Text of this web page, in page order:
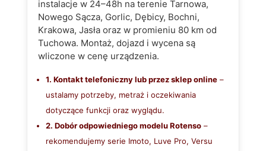
instalacje w 24–48h na terenie Tarnowa,
Nowego Sącza, Gorlic, Dębicy, Bochni,
Krakowa, Jasła oraz w promieniu 80 km od
Tuchowa. Montaż, dojazd i wycena są
wliczone w cenę urządzenia.
1. Kontakt telefoniczny lub przez sklep online–
ustalamy potrzeby, metraż i oczekiwania
dotyczące funkcji oraz wyglądu.
2. Dobór odpowiedniego modelu Rotenso–
rekomendujemy serie Imoto, Luve Pro, Versu